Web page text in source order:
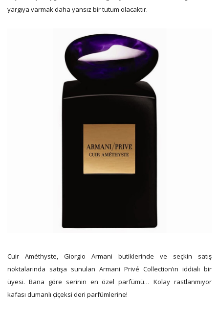
yargıya varmak daha yansız bir tutum olacaktır.
Cuir Améthyste, Giorgio Armani butiklerinde ve seçkin satış
noktalarında satışa sunulan Armani Privé Collection’ın iddialı bir
üyesi. Bana göre serinin en özel parfümü… Kolay rastlanmıyor
kafası dumanlı çiçeksi deri parfümlerine!